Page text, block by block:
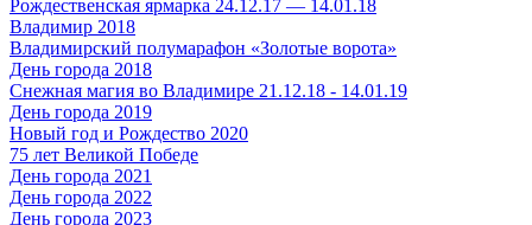
Рождественская ярмарка 24.12.17 — 14.01.18
Владимир 2018
Владимирский полумарафон «Золотые ворота»
День города 2018
Снежная магия во Владимире 21.12.18 - 14.01.19
День города 2019
Новый год и Рождество 2020
75 лет Великой Победе
День города 2021
День города 2022
День города 2023